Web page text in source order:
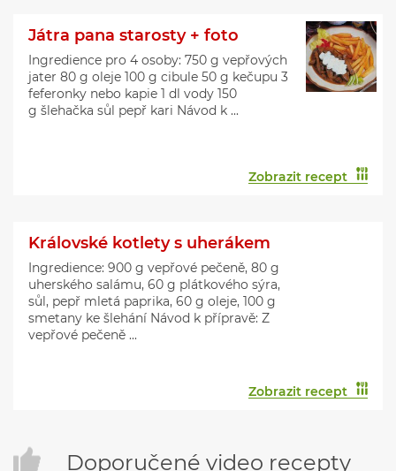
Játra pana starosty + foto
Ingredience pro 4 osoby: 750 g vepřových
jater 80 g oleje 100 g cibule 50 g kečupu 3
feferonky nebo kapie 1 dl vody 150
g šlehačka sůl pepř kari Návod k ...
Zobrazit recept
Královské kotlety s uherákem
Ingredience: 900 g vepřové pečeně, 80 g
uherského salámu, 60 g plátkového sýra,
sůl, pepř mletá paprika, 60 g oleje, 100 g
smetany ke šlehání Návod k přípravě: Z
vepřové pečeně ...
Zobrazit recept
Doporučené video recepty